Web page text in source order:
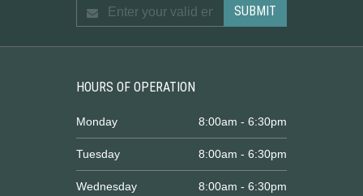
HOURS OF OPERATION
Monday 8:00am - 6:30pm
Tuesday 8:00am - 6:30pm
Wednesday 8:00am - 6:30pm